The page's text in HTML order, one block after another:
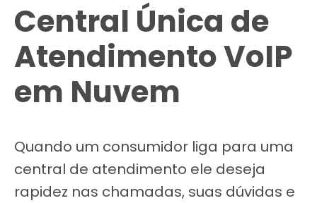
Central Única de
Atendimento VoIP
em Nuvem
Quando um consumidor liga para uma
central de atendimento ele deseja
rapidez nas chamadas, suas dúvidas e